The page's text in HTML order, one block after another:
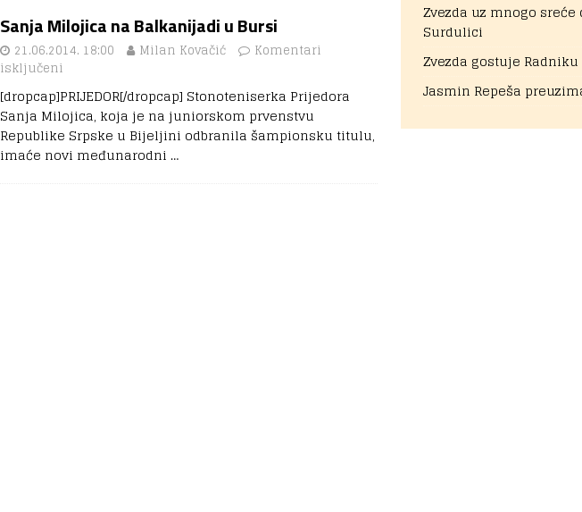
Sanja Milojica na Balkanijadi u Bursi
21.06.2014. 18:00 Milan Kovačić
Komentari
isključeni
[dropcap]PRIJEDOR[/dropcap] Stonoteniserka Prijedora
Sanja Milojica, koja je na juniorskom prvenstvu
Republike Srpske u Bijeljini odbranila šampionsku titulu,
imaće novi međunarodni …
Zvezda uz mnogo sreće
Surdulici
Zvezda gostuje
Jasmin Repeša